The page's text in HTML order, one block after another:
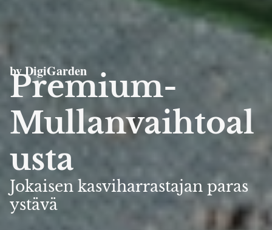
by DigiGarden
Premium-
Mullanvaihtoal
usta
Jokaisen kasviharrastajan paras
ystävä